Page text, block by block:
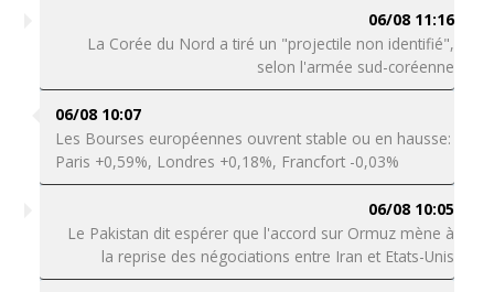
06/08 11:16
La Corée du Nord a tiré un "projectile non identifié",
selon l'armée sud-coréenne
06/08 10:07
Les Bourses européennes ouvrent stable ou en hausse:
Paris +0,59%, Londres +0,18%, Francfort -0,03%
06/08 10:05
Le Pakistan dit espérer que l'accord sur Ormuz mène à
la reprise des négociations entre Iran et Etats-Unis